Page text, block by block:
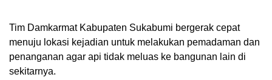
Tim Damkarmat Kabupaten Sukabumi bergerak cepat
menuju lokasi kejadian untuk melakukan pemadaman dan
penanganan agar api tidak meluas ke bangunan lain di
sekitarnya.